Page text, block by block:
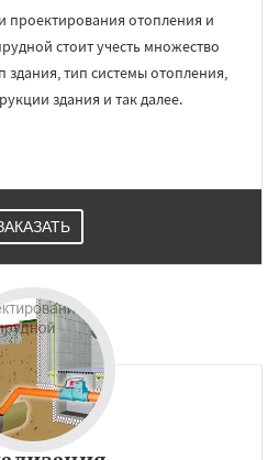
проектирования отопления и
стоит учесть множество
здания, тип системы отопления,
здания и так далее.